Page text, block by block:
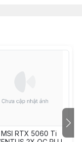
MSI RTX 5060 Ti